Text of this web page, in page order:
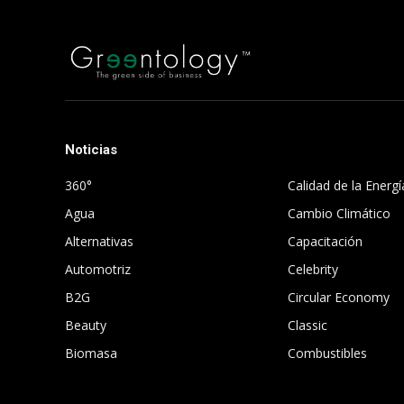
Noticias
360°
Agua
Alternativas
Automotriz
B2G
Beauty
Biomasa
Calidad de la
Cambio Climático
Capacitación
Celebrity
Circular Economy
Classic
Combustibles